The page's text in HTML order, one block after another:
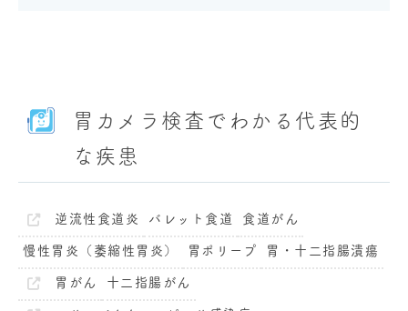
胃カメラ検査でわかる代表的
な疾患
逆流性食道炎 バレット食道
食道がん
慢性胃炎（萎縮性胃炎）
胃ポリープ
胃・十二指腸潰瘍
胃がん
十二指腸がん